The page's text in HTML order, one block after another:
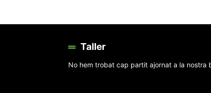
Taller
No hem trobat cap partit ajornat a la nostra